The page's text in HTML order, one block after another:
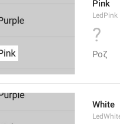
Pink
LedPink
?
Ροζ
White